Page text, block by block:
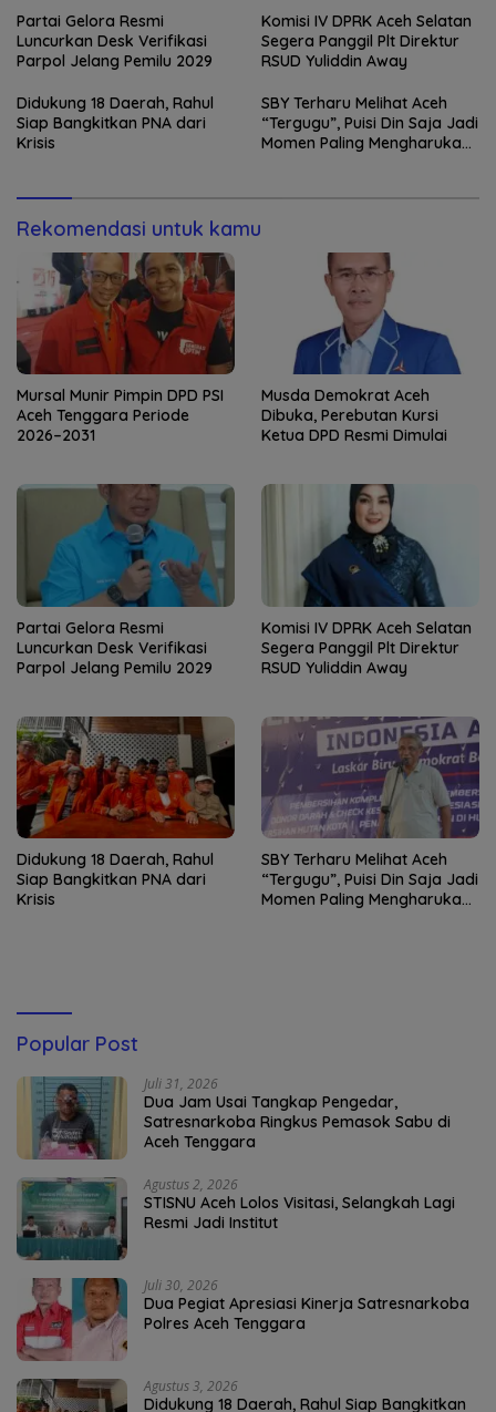
Partai Gelora Resmi
Luncurkan Desk Verifikasi
Parpol Jelang Pemilu 2029
Komisi IV DPRK Aceh Selatan
Segera Panggil Plt Direktur
RSUD Yuliddin Away
Didukung 18 Daerah, Rahul
Siap Bangkitkan PNA dari
Krisis
SBY Terharu Melihat Aceh
“Tergugu”, Puisi Din Saja Jadi
Momen Paling Mengharukan
Rekomendasi untuk kamu
Mursal Munir Pimpin DPD PSI
Aceh Tenggara Periode
2026–2031
Musda Demokrat Aceh
Dibuka, Perebutan Kursi
Ketua DPD Resmi Dimulai
Partai Gelora Resmi
Luncurkan Desk Verifikasi
Parpol Jelang Pemilu 2029
Komisi IV DPRK Aceh Selatan
Segera Panggil Plt Direktur
RSUD Yuliddin Away
Didukung 18 Daerah, Rahul
Siap Bangkitkan PNA dari
Krisis
SBY Terharu Melihat Aceh
“Tergugu”, Puisi Din Saja Jadi
Momen Paling Mengharukan
Popular Post
Juli 31, 2026
Dua Jam Usai Tangkap Pengedar,
Satresnarkoba Ringkus Pemasok Sabu di
Aceh Tenggara
Agustus 2, 2026
STISNU Aceh Lolos Visitasi, Selangkah Lagi
Resmi Jadi Institut
Juli 30, 2026
Dua Pegiat Apresiasi Kinerja Satresnarkoba
Polres Aceh Tenggara
Agustus 3, 2026
Didukung 18 Daerah, Rahul Siap Bangkitkan